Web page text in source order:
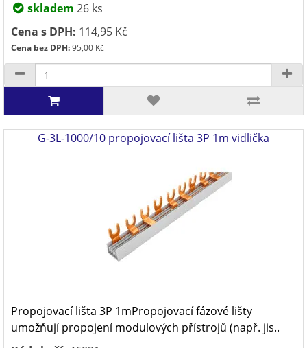
skladem 26 ks
Cena s DPH: 114,95 Kč
Cena bez DPH:95,00 Kč
G-3L-1000/10 propojovací lišta 3P 1m vidlička
Propojovací lišta 3P 1mPropojovací fázové lišty
umožňují propojení modulových přístrojů (např. jis..